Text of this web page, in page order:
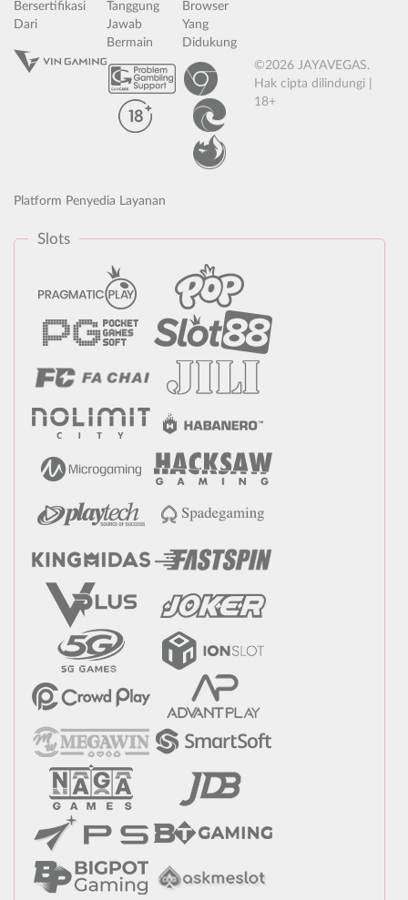
Bersertifikasi
Dari
Tanggung
Jawab
Bermain
Browser
Yang
Didukung
©2026 JAYAVEGAS.
Hak cipta dilindungi |
18+
Platform Penyedia Layanan
Slots